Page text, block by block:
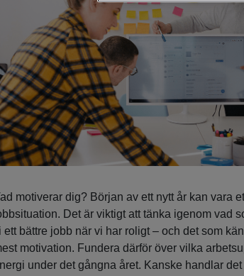
motiverar dig? Början av ett nytt år kan vara
Det är viktigt att tänka igenom vad
ett bättre jobb när vi har roligt – och det som
motivation. Fundera därför över vilka
under det gångna året. Kanske handlar